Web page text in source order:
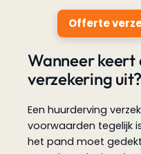
Offerte
Wanneer keert
verzekering uit?
Een huurderving
voorwaarden tegelijk
het pand moet